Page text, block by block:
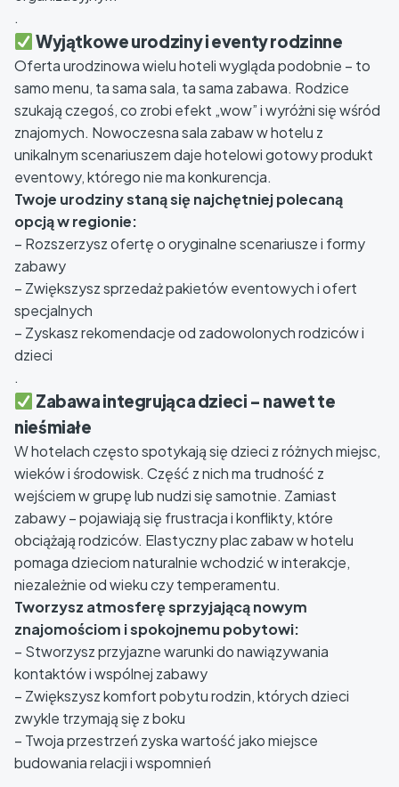
.
Wyjątkowe urodziny i eventy rodzinne
Oferta urodzinowa wielu hoteli wygląda podobnie – to
samo menu, ta sama sala, ta sama zabawa. Rodzice
szukają czegoś, co zrobi efekt „wow” i wyróżni się wśród
znajomych. Nowoczesna sala zabaw w hotelu z
unikalnym scenariuszem daje hotelowi gotowy produkt
eventowy, którego nie ma konkurencja.
Twoje urodziny staną się najchętniej polecaną
opcją w regionie:
– Rozszerzysz ofertę o oryginalne scenariusze i formy
zabawy
– Zwiększysz sprzedaż pakietów eventowych i ofert
specjalnych
– Zyskasz rekomendacje od zadowolonych rodziców i
dzieci
.
Zabawa integrująca dzieci – nawet te
nieśmiałe
W hotelach często spotykają się dzieci z różnych miejsc,
wieków i środowisk. Część z nich ma trudność z
wejściem w grupę lub nudzi się samotnie. Zamiast
zabawy – pojawiają się frustracja i konflikty, które
obciążają rodziców. Elastyczny plac zabaw w hotelu
pomaga dzieciom naturalnie wchodzić w interakcje,
niezależnie od wieku czy temperamentu.
Tworzysz atmosferę sprzyjającą nowym
znajomościom i spokojnemu pobytowi:
– Stworzysz przyjazne warunki do nawiązywania
kontaktów i wspólnej zabawy
– Zwiększysz komfort pobytu rodzin, których dzieci
zwykle trzymają się z boku
– Twoja przestrzeń zyska wartość jako miejsce
budowania relacji i wspomnień